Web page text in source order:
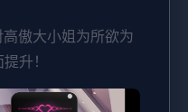
傲大小姐为所欲为
升！